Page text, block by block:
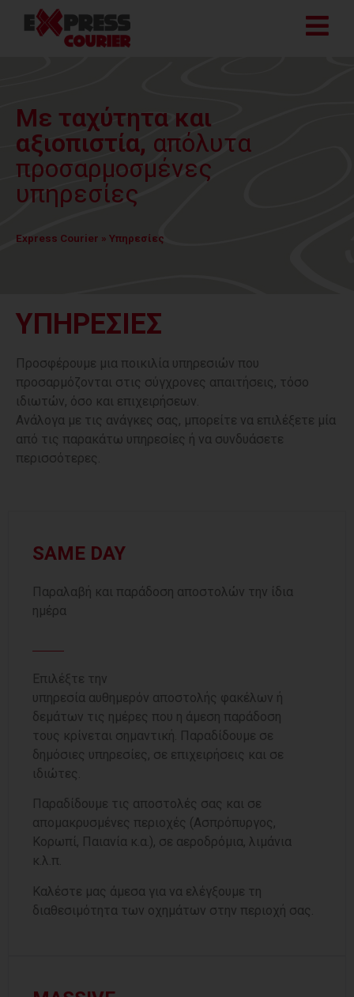
Με ταχύτητα και
αξιοπιστία, απόλυτα
προσαρμοσμένες
υπηρεσίες
Express Courier » Υπηρεσίες
ΥΠΗΡΕΣΙΕΣ
Προσφέρουμε μια ποικιλία υπηρεσιών που
προσαρμόζονται στις σύγχρονες απαιτήσεις, τόσο
ιδιωτών, όσο και επιχειρήσεων.
Ανάλογα με τις ανάγκες σας, μπορείτε να επιλέξετε μία
από τις παρακάτω υπηρεσίες ή να συνδυάσετε
περισσότερες.
SAME DAY
Παραλαβή και παράδοση αποστολών την ίδια
ημέρα
Επιλέξτε την
υπηρεσία αυθημερόν αποστολής φακέλων ή
δεμάτων τις ημέρες που η άμεση παράδοση
τους κρίνεται σημαντική . Παραδίδουμε σε
δημόσιες υπηρεσίες, σε επιχειρήσεις και σε
ιδιώτες.
Παραδίδουμε τις αποστολές σας και σε
απομακρυσμένες περιοχές (Ασπρόπυργος,
Κορωπί, Παιανία κ.α.), σε αεροδρόμια, λιμάνια
κ.λ.π.
Καλέστε μας άμεσα για να ελέγξουμε τη
διαθεσιμότητα των οχημάτων στην περιοχή σας.